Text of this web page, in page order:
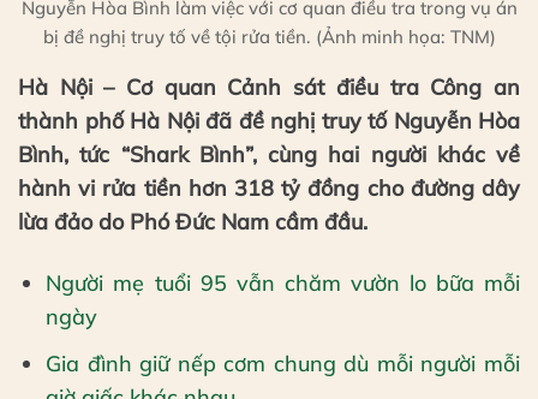
Nguyễn Hòa Bình làm việc với cơ quan điều tra trong vụ án
bị đề nghị truy tố về tội rửa tiền. (Ảnh minh họa: TNM)
Hà Nội – Cơ quan Cảnh sát điều tra Công an
thành phố Hà Nội đã đề nghị truy tố Nguyễn Hòa
Bình, tức “Shark Bình”, cùng hai người khác về
hành vi rửa tiền hơn 318 tỷ đồng cho đường dây
lừa đảo do Phó Đức Nam cầm đầu.
Người mẹ tuổi 95 vẫn chăm vườn lo bữa mỗi
ngày
Gia đình giữ nếp cơm chung dù mỗi người mỗi